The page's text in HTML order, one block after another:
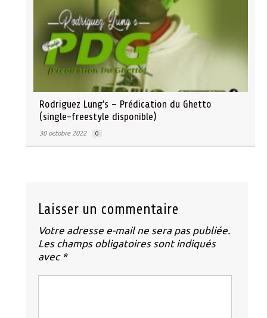
Rodriguez Lung’s – Prédication du Ghetto
(single-freestyle disponible)
30 octobre 2022 0
Laisser un commentaire
Votre adresse e-mail ne sera pas publiée.
Les champs obligatoires sont indiqués
avec *